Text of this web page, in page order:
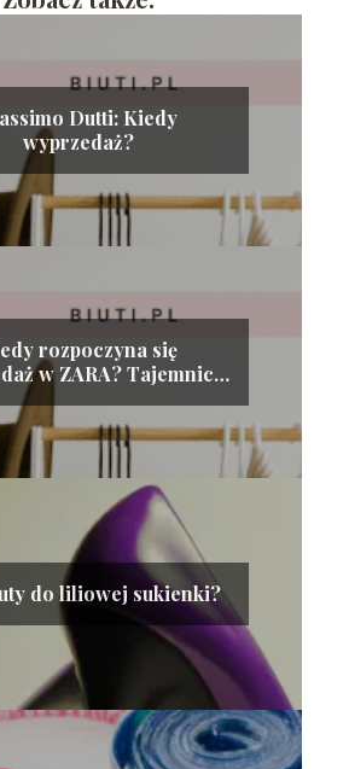
Dutti: Kiedy
wyprzedaż?
rozpoczyna się
w ZARA? Tajemnice
w hiszpańskiej
sieciówce!
do liliowej sukienki?